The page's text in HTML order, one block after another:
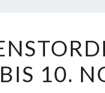
VOM
10.